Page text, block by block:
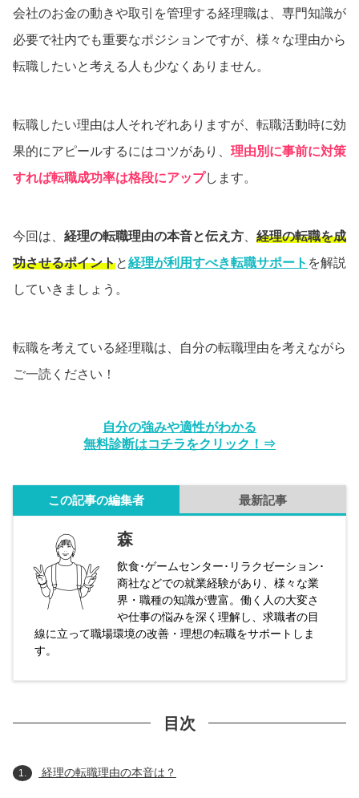
会社のお金の動きや取引を管理する経理職は、専門知識が
必要で社内でも重要なポジションですが、様々な理由から
転職したいと考える人も少なくありません。
転職したい理由は人それぞれありますが、転職活動時に効
果的にアピールするにはコツがあり、 理由別に事前に対策
すれば転職成功率は格段にアップします。
今回は、 経理の転職理由の本音と伝え方
経理の転職を成
功させるポイントと経理が利用すべき転職サポート を解説
していきましょう。
転職を考えている経理職は、自分の転職理由を考えながら
ご一読ください！
自分の強みや適性がわかる
無料診断はコチラをクリック！⇒
この記事の編集者 最新記事
森
飲食･ゲームセンター･リラクゼーション･
商社などでの就業経験があり、様々な業
界・職種の知識が豊富。働く人の大変さ
や仕事の悩みを深く理解し、求職者の目
線に立って職場環境の改善・理想の転職をサポートしま
す。
目次
1. 経理の転職理由の本音は？